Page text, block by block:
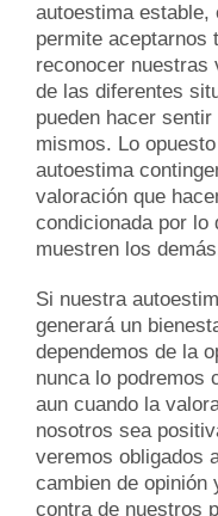
autoestima estable,
permite aceptarnos
reconocer nuestras
de las diferentes
pueden hacer
mismos. Lo
autoestima
valoración que
condicionada por lo
muestren los
Si nuestra
generará un
dependemos de la
nunca lo podremos
aun cuando la
nosotros sea
veremos obligados
cambien de opinión
contra de nuestros